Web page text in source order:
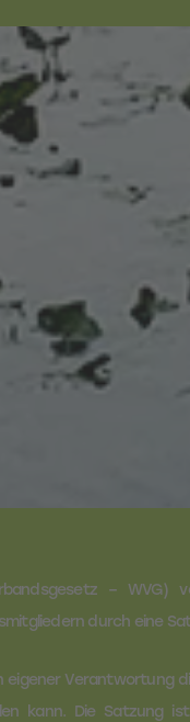
–
durch eine
Verantwortung
kann. Die Satzung